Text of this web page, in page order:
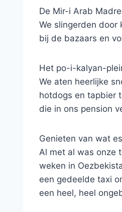
De Mir-i Arab
We slingerden door
bij de bazaars en
Het po-i-kalyan-
We aten heerlijke
hotdogs en tapbier
die in ons pension
Genieten van wat
Al met al was onze
weken in
een gedeelde taxi
een heel, heel